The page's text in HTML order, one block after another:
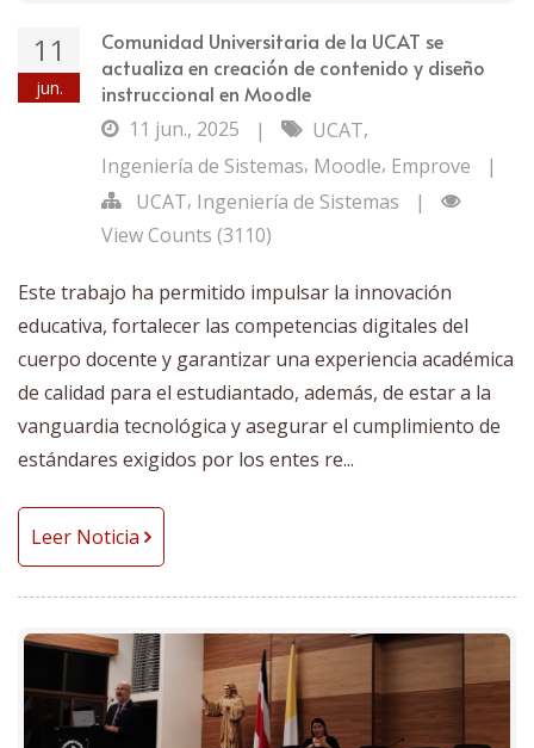
11
jun.
Comunidad Universitaria de la UCAT se
actualiza en creación de contenido y diseño
instruccional en Moodle
11 jun., 2025
| UCAT,
Ingeniería de Sistemas, Moodle, Emprove
|
UCAT, Ingeniería de Sistemas
|
View Counts (3110)
Este trabajo ha permitido impulsar la innovación
educativa, fortalecer las competencias digitales del
cuerpo docente y garantizar una experiencia académica
de calidad para el estudiantado, además, de estar a la
vanguardia tecnológica y asegurar el cumplimiento de
estándares exigidos por los entes re...
Leer Noticia